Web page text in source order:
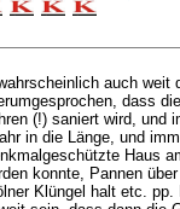
auch weit
dass
(!) saniert wird, und
in die Länge, und
Haus
konnte, Pannen
Klüngel halt etc. pp.